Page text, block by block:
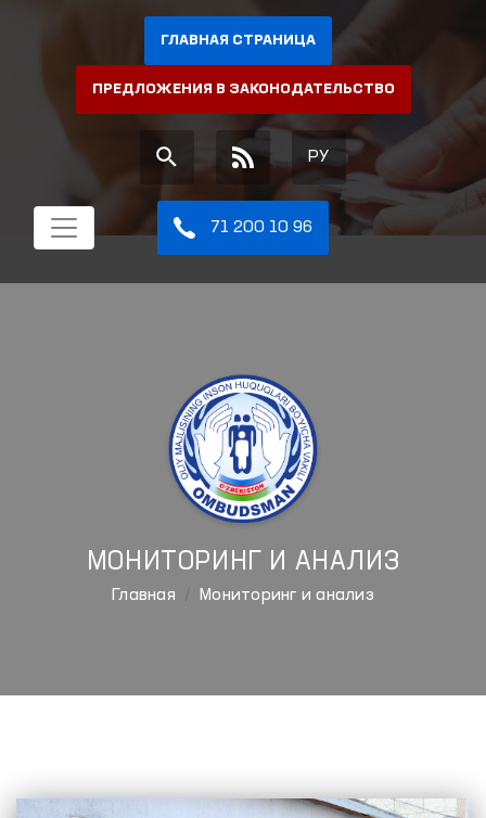
ГЛАВНАЯ СТРАНИЦА
ПРЕДЛОЖЕНИЯ В ЗАКОНОДАТЕЛЬСТВО
РУ
71 200 10 96
МОНИТОРИНГ И АНАЛИЗ
Главная Мониторинг и анализ